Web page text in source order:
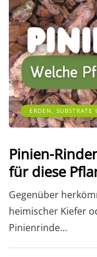
ERDEN, SUBSTRATE
Pinien-
für diese
Gegenüber
heimischer Kiefer
Pinienrinde…